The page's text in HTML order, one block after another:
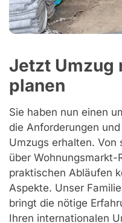
Jetzt Umzug
planen
Sie haben nun einen
die Anforderungen
Umzugs erhalten. Von
über Wohnungsmarkt-
praktischen Abläufen
Aspekte. Unser
bringt die nötige
Ihren internationalen